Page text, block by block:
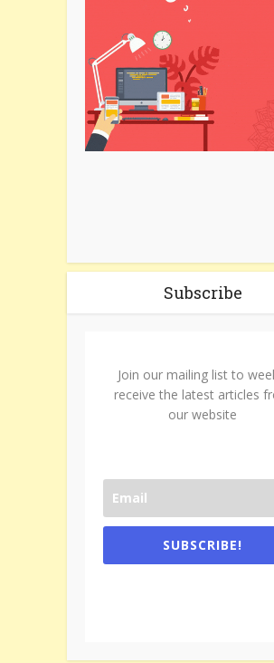
Subscribe
Join our mailing list to
receive the latest articles
our website
SUBSCRIBE!